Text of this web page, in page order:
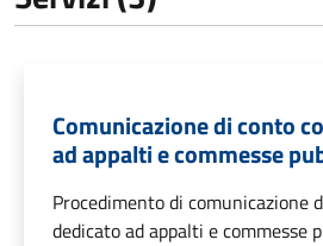
Comunicazione di conto
ad appalti e commesse
Procedimento di comunicazione
dedicato ad appalti e commesse